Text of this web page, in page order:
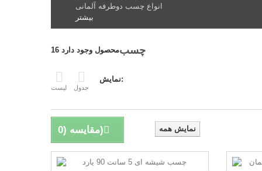
انواع چسب دوطرفه آلمانی
بیشتر
16 محصول وجود دارد
نمایش:
جدول لیست
مقایسه (0 ) نمایش همه